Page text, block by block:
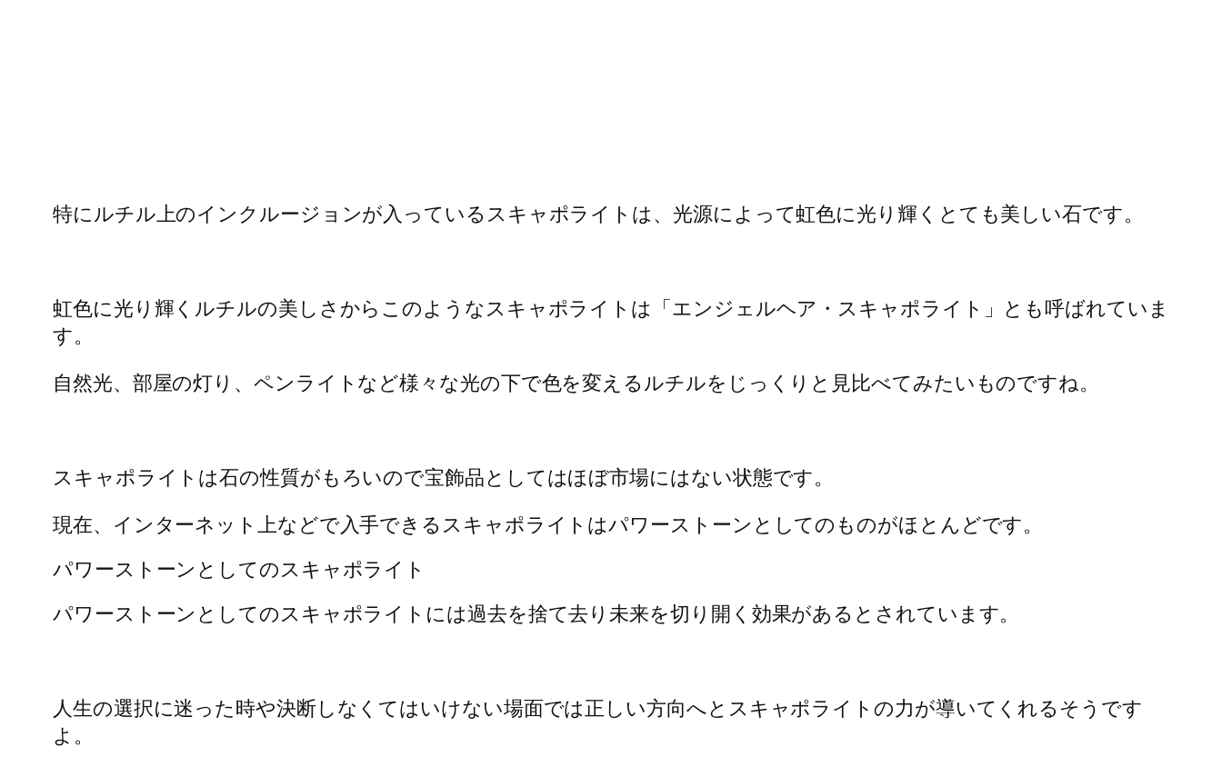
特にルチル上のインクルージョンが入っているスキャポライトは、光源によって虹色に光り輝くとても美しい石です。
虹色に光り輝くルチルの美しさからこのようなスキャポライトは「エンジェルヘア・スキャポライト」とも呼ばれていま
す。
自然光、部屋の灯り、ペンライトなど様々な光の下で色を変えるルチルをじっくりと見比べてみたいものですね。
スキャポライトは石の性質がもろいので宝飾品としてはほぼ市場にはない状態です。
現在、インターネット上などで入手できるスキャポライトはパワーストーンとしてのものがほとんどです。
パワーストーンとしてのスキャポライト
パワーストーンとしてのスキャポライトには過去を捨て去り未来を切り開く効果があるとされています。
人生の選択に迷った時や決断しなくてはいけない場面では正しい方向へとスキャポライトの力が導いてくれるそうです
よ。